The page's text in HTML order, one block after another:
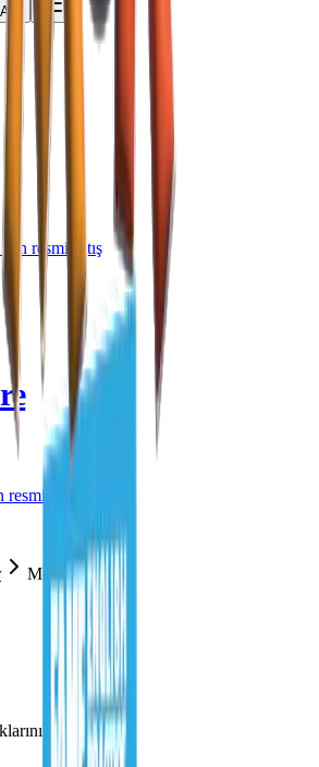
Ara
resmi satış
satış
More & More
keşfedin